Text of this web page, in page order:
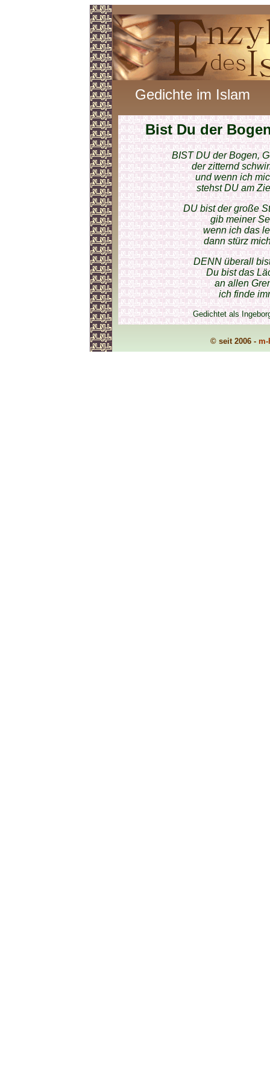
Gedichte im Islam
Bist Du der
BIST DU der Bogen,
der zitternd
und wenn ich
stehst DU am
DU bist der große
gib meiner
wenn ich das
dann stürz
DENN überall
Du bist das
an allen
ich finde
Gedichtet als
© seit 2006 - m-